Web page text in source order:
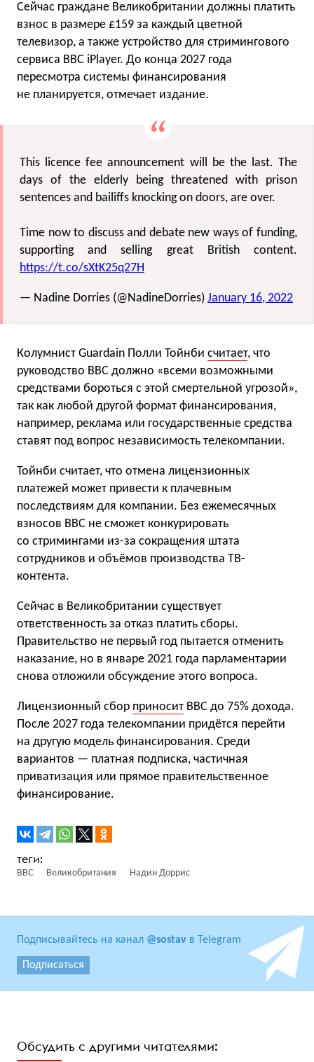
Сейчас граждане Великобритании должны платить
взнос в размере £159 за каждый цветной
телевизор, а также устройство для стримингового
сервиса BBC iPlayer. До конца 2027 года
пересмотра системы финансирования
не планируется, отмечает издание.
This licence fee announcement will be the last. The
days of the elderly being threatened with prison
sentences and bailiffs knocking on doors, are over.
Time now to discuss and debate new ways of funding,
supporting and selling great British content.
https://t.co/sXtK25q27H
— Nadine Dorries (@NadineDorries) January 16, 2022
Колумнист Guardain Полли Тойнби считает, что
руководство BBC должно «всеми возможными
средствами бороться с этой смертельной угрозой»,
так как любой другой формат финансирования,
например, реклама или государственные средства
ставят под вопрос независимость телекомпании.
Тойнби считает, что отмена лицензионных
платежей может привести к плачевным
последствиям для компании. Без ежемесячных
взносов BBC не сможет конкурировать
со стримингами из-за сокращения штата
сотрудников и объёмов производства ТВ-
контента.
Сейчас в Великобритании существует
ответственность за отказ платить сборы.
Правительство не первый год пытается отменить
наказание, но в январе 2021 года парламентарии
снова отложили обсуждение этого вопроса.
Лицензионный сбор приносит BBC до 75% дохода.
После 2027 года телекомпании придётся перейти
на другую модель финансирования. Среди
вариантов — платная подписка, частичная
приватизация или прямое правительственное
финансирование.
BBC Великобритания Надин Доррис
Подписывайтесь на канал @sostav в Telegram
Подписаться
Обсудить с другими читателями: